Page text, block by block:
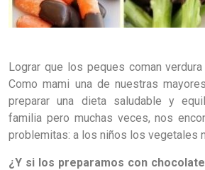
Lograr que los peques coman
Como mami una de nuestras
preparar una dieta saludable y
familia pero muchas veces, nos
problemitas: a los niños los vegetales
¿Y si los preparamos con